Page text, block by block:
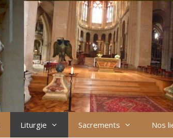
Liturgie Sacrements
Nos